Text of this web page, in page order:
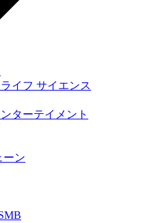
イフ サイエンス
ターテイメント
ーン